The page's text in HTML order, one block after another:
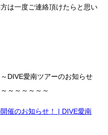
は一度ご連絡頂けたらと思い
DIVE愛南ツアーのお知らせ
～～～～～～
催のお知らせ！ | DIVE愛南